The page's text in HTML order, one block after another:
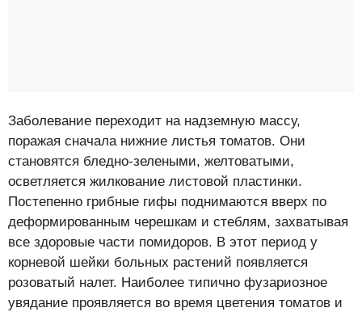
Заболевание переходит на надземную массу,
поражая сначала нижние листья томатов. Они
становятся бледно-зелеными, желтоватыми,
осветляется жилкование листовой пластинки.
Постепенно грибные гифы поднимаются вверх по
деформированным черешкам и стеблям, захватывая
все здоровые части помидоров. В этот период у
корневой шейки больных растений появляется
розоватый налет. Наиболее типично фузариозное
увядание проявляется во время цветения томатов и